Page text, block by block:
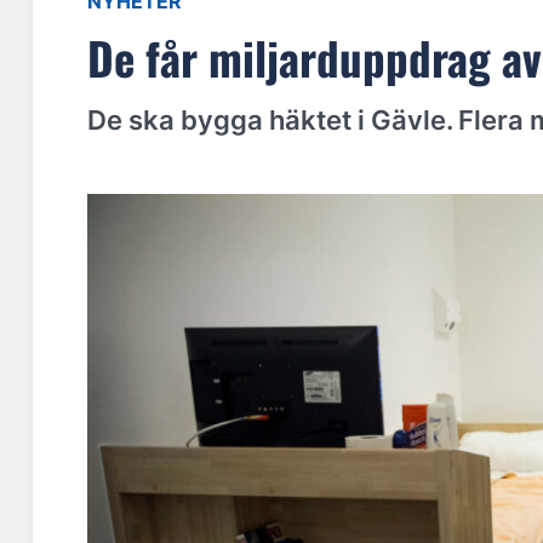
De får miljarduppdrag
De ska bygga häktet i Gävle.